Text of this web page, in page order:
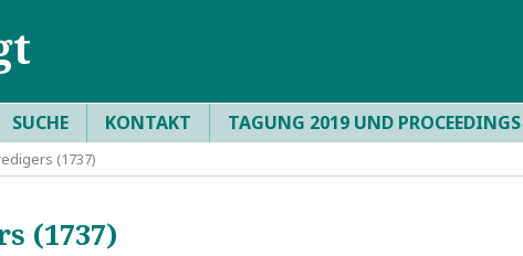
SUCHE KONTAKT TAGUNG 2019 UND PROCEEDINGS
(1737)
(1737)